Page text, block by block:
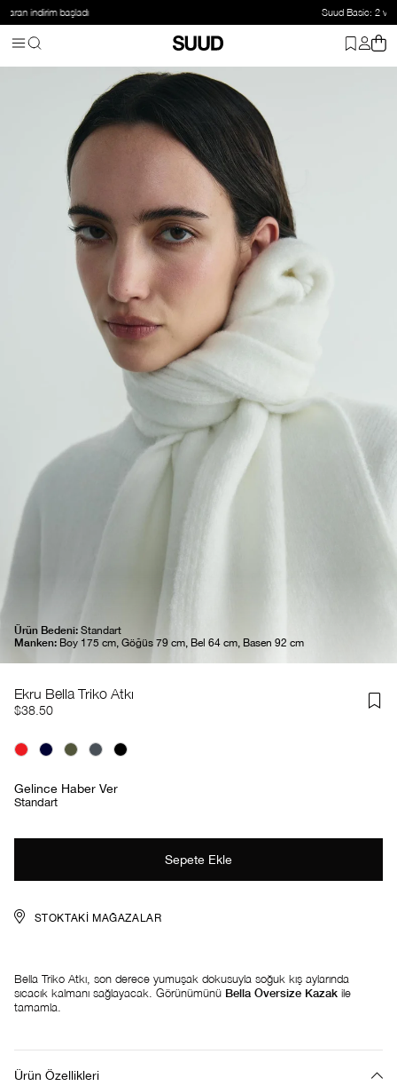
Suud Basic: 2 ve üzeri ürüne %20 indirim
Ekru Bella Triko Atkı
Ürün Bedeni: Standart
Manken: Boy 175 cm, Göğüs 79 cm, Bel 64 cm, Basen 92 cm
Ekru Bella Triko Atkı
$38.50
Gelince Haber Ver
Standart
STOKTAKI MAĞAZALAR
Bella Triko Atkı, son derece yumuşak dokusuyla soğuk kış aylarında
sıcacık kalmanı sağlayacak. Görünümünü Bella Oversize Kazak ile
tamamla.
Ürün Özellikleri